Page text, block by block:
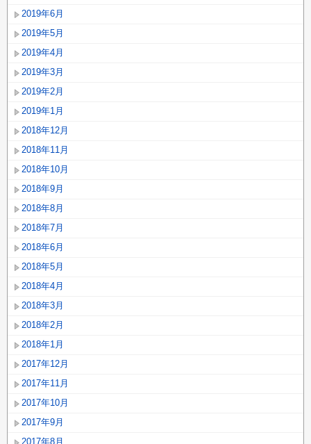
2019年6月
2019年5月
2019年4月
2019年3月
2019年2月
2019年1月
2018年12月
2018年11月
2018年10月
2018年9月
2018年8月
2018年7月
2018年6月
2018年5月
2018年4月
2018年3月
2018年2月
2018年1月
2017年12月
2017年11月
2017年10月
2017年9月
2017年8月